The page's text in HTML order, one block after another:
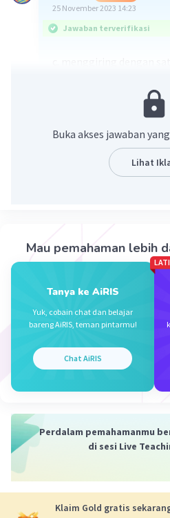
25 November 2023 14:23
Jawaban terverifikasi
pemain lawan di
menggiring dengan satu
Beri Rating
Iklan
B. Menggiring dengan
Karena tidak ada
dalam posisi berdiri
Beri Rating·5.0(1
Buka akses jawaban
Lihat
Mau pemahaman lebih
Tanya ke AiRIS
Yuk, cobain chat dan belajar
bareng AiRIS, teman pintarmu!
Chat AiRIS
Perdalam pemahamanmu
di sesi Live
Klaim Gold gratis